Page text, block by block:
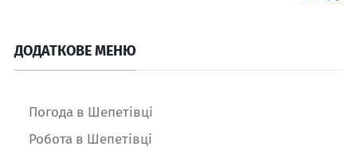
ДОДАТКОВЕ МЕНЮ
Погода в Шепетівці
Робота в Шепетівці